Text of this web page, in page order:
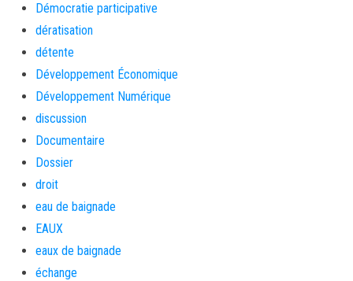
Démocratie participative
dératisation
détente
Développement Économique
Développement Numérique
discussion
Documentaire
Dossier
droit
eau de baignade
EAUX
eaux de baignade
échange